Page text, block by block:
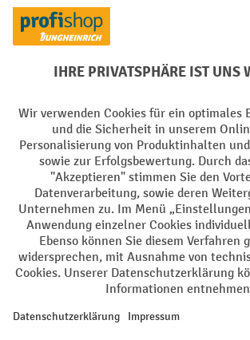
Soziale Netzwerke
Facebook
YouTube
LinkedInInstagram
Sprachen
DE FR
AGB Impressum Datenschutz
Alle Preise exkl. gesetzl. Mehrwertsteuer zzgl.
Nachnahmegebühren, wenn nicht anders
¹ Der Rabatt gilt so lange der Vorrat reicht. Der
oder Gutscheinen ist nicht möglich. | ² Der Rabatt